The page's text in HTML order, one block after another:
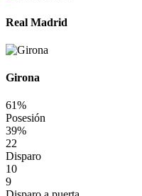
Real Madrid
Girona
61%
Posesión
39%
22
Disparo
10
9